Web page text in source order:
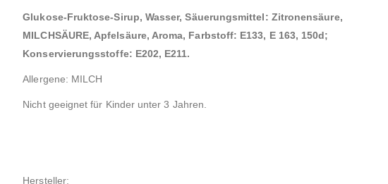
Glukose-Fruktose-Sirup, Wasser, Säuerungsmittel: Zitronensäure,
MILCHSÄURE, Apfelsäure, Aroma, Farbstoff: E133, E 163, 150d;
Konservierungsstoffe: E202, E211.
Allergene: MILCH
Nicht geeignet für Kinder unter 3 Jahren.
Hersteller: